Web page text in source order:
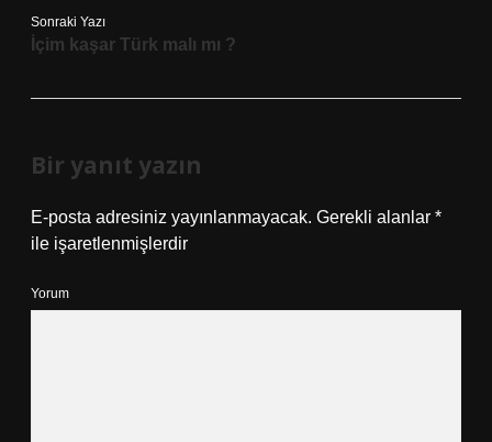
Sonraki Yazı
İçim kaşar Türk malı mı ?
Bir yanıt yazın
E-posta adresiniz yayınlanmayacak. Gerekli alanlar *
ile işaretlenmişlerdir
Yorum